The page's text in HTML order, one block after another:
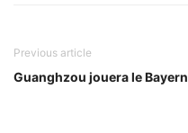
Previous article
Guanghzou jouera le Bayern